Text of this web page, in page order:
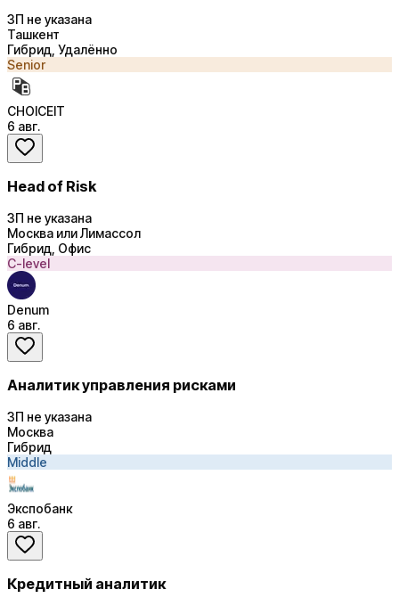
ЗП не указана
Ташкент
Гибрид, Удалённо
Senior
CHOICEIT
6 авг.
Head of Risk
ЗП не указана
Москва или Лимассол
Гибрид, Офис
C-level
Denum
6 авг.
Аналитик управления рисками
ЗП не указана
Москва
Гибрид
Middle
Экспобанк
6 авг.
Кредитный аналитик